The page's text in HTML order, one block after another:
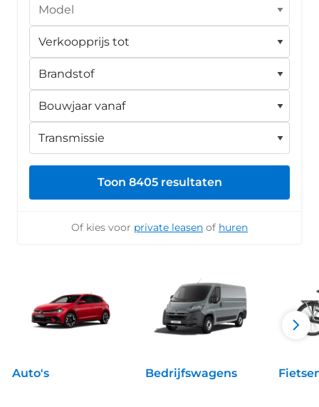
Toon 8405 resultaten
Of kies voor private leasen of huren
Auto's Bedrijfswagens